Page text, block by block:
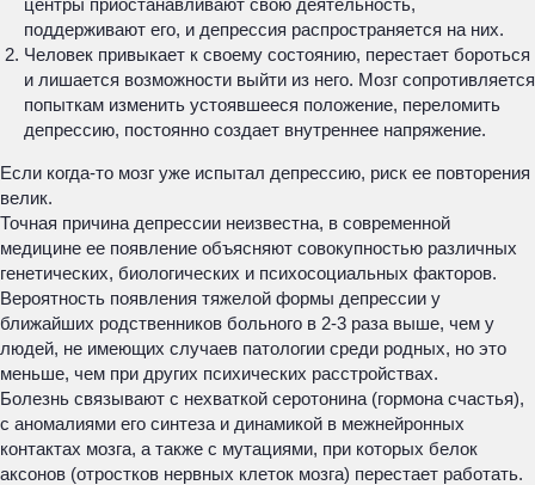
центры приостанавливают свою деятельность,
поддерживают его, и депрессия распространяется на них.
Человек привыкает к своему состоянию, перестает бороться
и лишается возможности выйти из него. Мозг сопротивляется
попыткам изменить устоявшееся положение, переломить
депрессию, постоянно создает внутреннее напряжение.
Если когда-то мозг уже испытал депрессию, риск ее повторения
велик.
Точная причина депрессии неизвестна, в современной
медицине ее появление объясняют совокупностью различных
генетических, биологических и психосоциальных факторов.
Вероятность появления тяжелой формы депрессии у
ближайших родственников больного в 2-3 раза выше, чем у
людей, не имеющих случаев патологии среди родных, но это
меньше, чем при других психических расстройствах.
Болезнь связывают с нехваткой серотонина (гормона счастья),
с аномалиями его синтеза и динамикой в межнейронных
контактах мозга, а также с мутациями, при которых белок
аксонов (отростков нервных клеток мозга) перестает работать.